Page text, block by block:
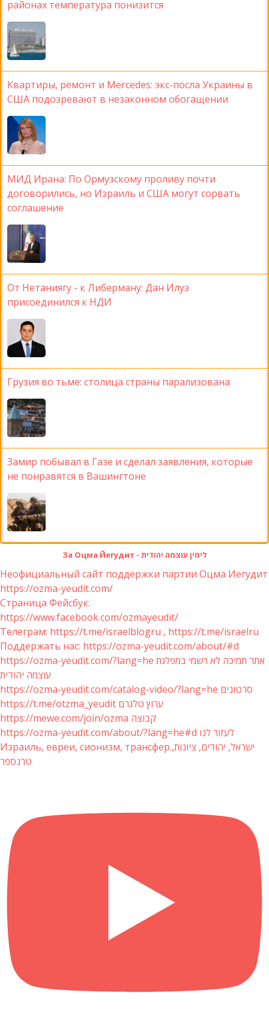
районах температура понизится
Квартиры, ремонт и Mercedes: экс-посла Украины в
США подозревают в незаконном обогащении
МИД Ирана: По Ормузскому проливу почти
договорились, но Израиль и США могут сорвать
соглашение
От Нетаниягу - к Либерману: Дан Илуз
присоединился к НДИ
Грузия во тьме: столица страны парализована
Замир побывал в Газе и сделал заявления, которые
не понравятся в Вашингтоне
За Оцма Йегудит - לימין עוצמה יהודית
Неофициальный сайт поддержки партии Оцма Иегудит
https://ozma-yeudit.com/
Страница Фейсбук:
https://www.facebook.com/ozmayeudit/
Телеграм: https://t.me/israelblogru , https://t.me/israelru
Поддержать нас: https://ozma-yeudit.com/about/#d
https://ozma-yeudit.com/?lang=he אתר תמיכה לא רשמי במפלגת
עוצמה יהודית
https://ozma-yeudit.com/catalog-video/?lang=he סרטונים
https://t.me/otzma_yeudit ערוץ טלגרם
https://mewe.com/join/ozma קבוצה
https://ozma-yeudit.com/about/?lang=he#d לעזור לנו
Израиль, евреи, сионизм, трансфер.ישראל, יהודים, ציונות,
טרנספר